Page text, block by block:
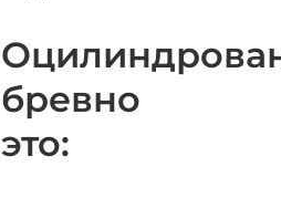
бревно
это: